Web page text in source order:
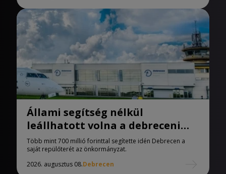
Állami segítség nélkül
leállhatott volna a debreceni
repülőtér
Több mint 700 millió forinttal segítette idén Debrecen a
saját repülőterét az önkormányzat.
2026. augusztus 08.Debrecen